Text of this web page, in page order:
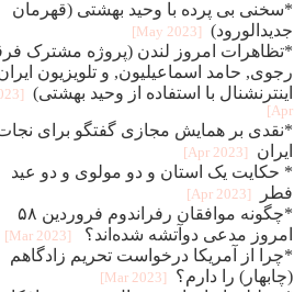
*سخنی بی پرده با وحید بهشتی (قهرمان
جدیدالورود)
[2023 May]
*تظاهرات امروز لندن (پروژه مشترک
رجوی, حامد اسماعیلیون, و تلویزیون
اینترنشنال با استفاده از وحید بهشتی)
Apr]
*نقدی بر همایش مجازی گفتگو برای
ایران
[2023 Apr]
* حکایت یک استان و دو مولوی و دو عید
فطر
[2023 Apr]
*چگونه موافقان رفراندوم فروردین ۵۸
امروز مدعی دوآتشه شده‌اند؟
[2023 Mar]
*چرا از آمریکا درخواست تحریم زادگاهم
(چابهار) را دارم؟
[2023 Mar]